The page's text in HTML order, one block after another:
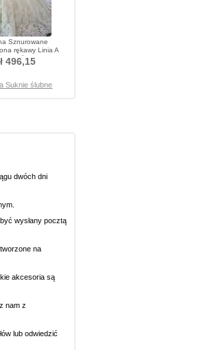
Sznurowane
rękawy Linia A
ślubne
496,15
Suknie ślubne
dwóch dni
wysłany pocztą
na
akcesoria są
nam z
lub odwiedzić